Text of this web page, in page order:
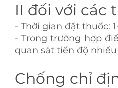
II đối với các
- Thời gian đặt thuốc:
- Trong trường hợp
quan sát tiến độ
Chống chỉ